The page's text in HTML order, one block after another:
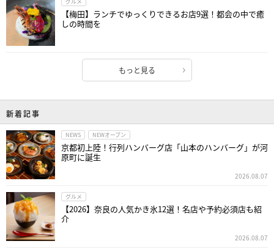
グルメ
【梅田】ランチでゆっくりできるお店9選！都会の中で癒
しの時間を
もっと見る
新着記事
NEWS NEWオープン
京都初上陸！行列ハンバーグ店「山本のハンバーグ」が河
原町に誕生
2026.08.07
グルメ
【2026】奈良の人気かき氷12選！名店や予約必須店も紹
介
2026.08.07